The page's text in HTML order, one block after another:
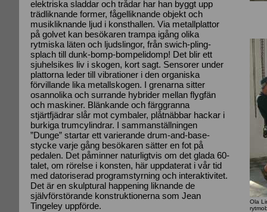
Ola
elektriska sladdar och trådar har han byggt upp
trädliknande former, fågelliknande objekt och
musikliknande ljud i konsthallen. Via metallplattor
på golvet kan besökaren trampa igång olika
rytmiska läten och ljudslingor, från swich-pling-
splach till dunk-bomp-bompelidomp! Det blir ett
sjuhelsikes liv i skogen, kort sagt. Sensorer under
plattorna leder till vibrationer i den organiska
förvillande lika metallskogen. I grenarna sitter
osannolika och surrande hybrider mellan flygfän
och maskiner. Blänkande och färggranna
stjärtfjädrar slår mot cymbaler, plåtnäbbar hackar i
burkiga trumcylindrar. I sammanställningen
”Dunge” startar ett varierande drum-and-base-
stycke varje gång besökaren sätter en fot på
pedalen. Det påminner naturligtvis om det glada 60-
talet, om rörelse i konsten, här uppdaterat i vår tid
med datoriserad programstyrning och interaktivitet.
Det är en skulptural happening liknande de
självförstörande konstruktionerna som Jean
Tingeley uppförde.